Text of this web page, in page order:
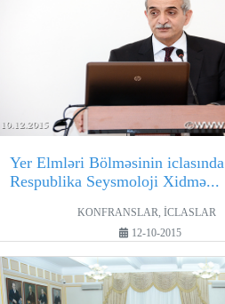
Yer Elmləri Bölməsinin iclasında
Respublika Seysmoloji Xidmə...
KONFRANSLAR, İCLASLAR
12-10-2015